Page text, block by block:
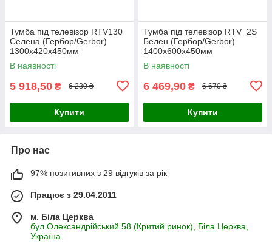
Тумба під телевізор RTV130
Селена (Гербор/Gerbor)
1300х420х450мм
В наявності
5 918,50 ₴ 6 230 ₴
Купити
Тумба під телевізор RTV_2S
Белен (Гербор/Gerbor)
1400х600х450мм
В наявності
6 469,90 ₴ 6 670 ₴
Купити
Про нас
97% позитивних з 29 відгуків за рік
Працює з 29.04.2011
м. Біла Церква
бул.Олександрійський 58 (Критий ринок), Біла Церква,
Україна